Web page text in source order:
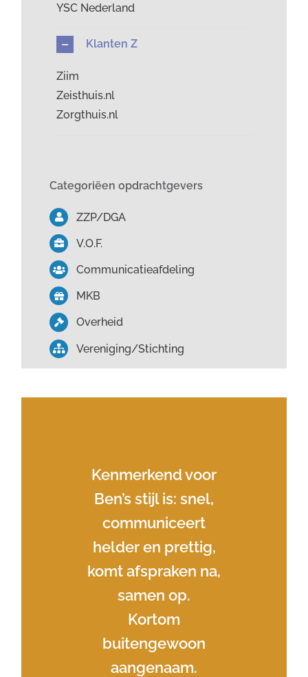
YSC Nederland
Klanten Z
Ziim
Zeisthuis.nl
Zorgthuis.nl
Categoriëen opdrachtgevers
ZZP/DGA
V.O.F.
Communicatieafdeling
MKB
Overheid
Vereniging/Stichting
Kenmerkend voor
Ben’s stijl is: snel,
communiceert
helder en prettig,
komt afspraken na,
samen op.
Kortom
buitengewoon
aangenaam.
Ben werkt op ieder
gewenst niveau
(strategie/uitwerking)
en is daarmee een
creatieve
rechterhand voor
elke onderneming
die aan de weg wil
timmeren. Ik kan zijn
Hij houdt de lijntjes
kort, komt altijd zijn
afspraken na en
managet de
verwachtingen aan
mijn kant goed.
Kortom: Ben is the
man!